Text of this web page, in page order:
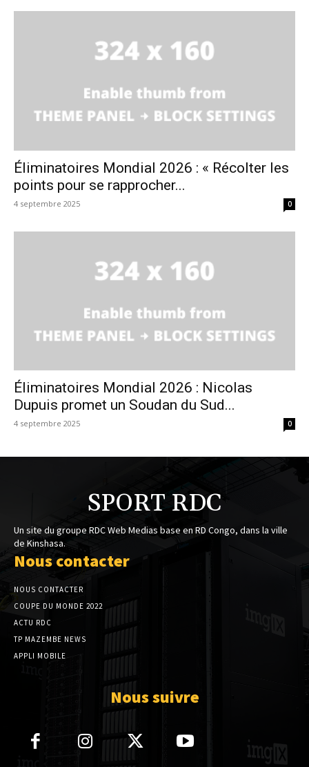
Éliminatoires Mondial 2026 : « Récolter les
points pour se rapprocher...
4 septembre 2025 0
Éliminatoires Mondial 2026 : Nicolas
Dupuis promet un Soudan du Sud...
4 septembre 2025 0
SPORT RDC
Un site du groupe RDC Web Medias base en RD Congo, dans la ville
de Kinshasa.
Nous contacter
NOUS CONTACTER
COUPE DU MONDE 2022
ACTU RDC
TP MAZEMBE NEWS
APPLI MOBILE
Nous suivre